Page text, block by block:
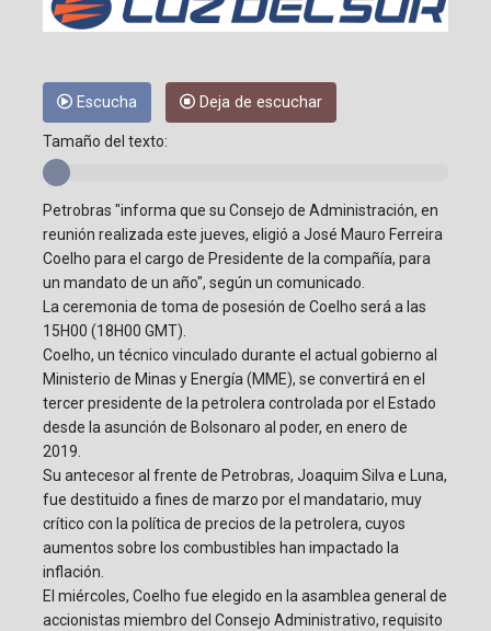
Escucha Deja de escuchar
Tamaño del texto:
Petrobras "informa que su Consejo de Administración, en
reunión realizada este jueves, eligió a José Mauro Ferreira
Coelho para el cargo de Presidente de la compañía, para
un mandato de un año", según un comunicado.
La ceremonia de toma de posesión de Coelho será a las
15H00 (18H00 GMT).
Coelho, un técnico vinculado durante el actual gobierno al
Ministerio de Minas y Energía (MME), se convertirá en el
tercer presidente de la petrolera controlada por el Estado
desde la asunción de Bolsonaro al poder, en enero de
2019.
Su antecesor al frente de Petrobras, Joaquim Silva e Luna,
fue destituido a fines de marzo por el mandatario, muy
crítico con la política de precios de la petrolera, cuyos
aumentos sobre los combustibles han impactado la
inflación.
El miércoles, Coelho fue elegido en la asamblea general de
accionistas miembro del Consejo Administrativo, requisito